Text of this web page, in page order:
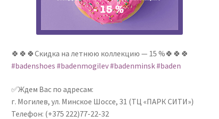
🍀🍀🍀Скидка на летнюю коллекцию — 15 %🍀🍀🍀
#badenshoes #badenmogilev#badenminsk#baden
✅Ждем Вас по адресам:
г. Могилев, ул. Минское Шоссе, 31 (ТЦ «ПАРК СИТИ»)
Телефон: (+375 222)77-22-32